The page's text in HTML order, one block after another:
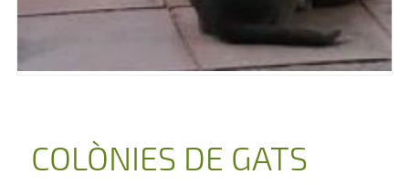
COLÒNIES DE GATS